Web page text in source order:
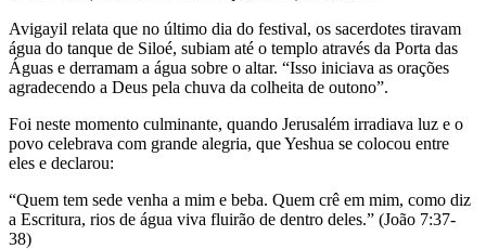
Avigayil relata que no último dia do festival, os sacerdotes tiravam
água do tanque de Siloé, subiam até o templo através da Porta das
Águas e derramam a água sobre o altar. “Isso iniciava as orações
agradecendo a Deus pela chuva da colheita de outono”.
Foi neste momento culminante, quando Jerusalém irradiava luz e o
povo celebrava com grande alegria, que Yeshua se colocou entre
eles e declarou:
“Quem tem sede venha a mim e beba. Quem crê em mim, como diz
a Escritura, rios de água viva fluirão de dentro deles.” (João 7:37-
38)